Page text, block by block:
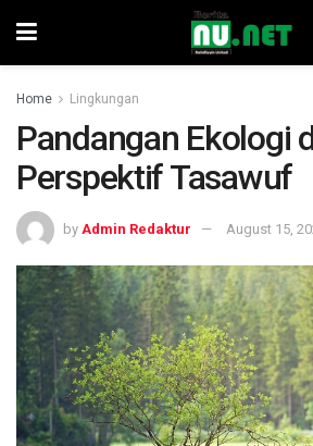
Home Lingkungan
Pandangan Ekologi
Perspektif Tasawuf
by Admin Redaktur August 15,